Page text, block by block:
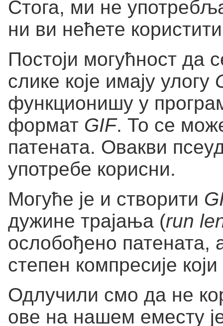
Стога, ми не
ни ви нећете
Постоји могућност да
слике које имају улогу
функционишу у
формат GIF. То се
патената. Овакви
употребе корисни.
Могуће је и створити
дужине трајања (run
ослобођено
степен компресије
Одлучили смо да не
ове на нашем еместу